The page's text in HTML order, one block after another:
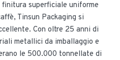
finitura superficiale uniforme
Tinsun Packaging si
Con oltre 25 anni di
metallici da imballaggio e
le 500.000 tonnellate di